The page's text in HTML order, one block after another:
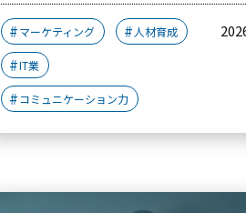
マーケティング 人材育成
IT業
コミュニケーション力